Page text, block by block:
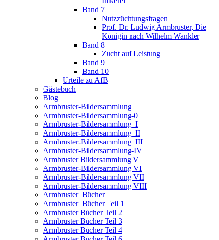
Band 7
Nutzzüchtungsfragen
Prof. Dr. Ludwig Armbruster, Die
Königin nach Wilhelm Wankler
Band 8
Zucht auf Leistung
Band 9
Band 10
Urteile zu AfB
Gästebuch
Blog
Armbruster-Bildersammlung
Armbruster-Bildersammlung-0
Armbruster-Bildersammlung_I
Armbruster-Bildersammlung_II
Armbruster-Bildersammlung_III
Armbruster-Bildersammlung-IV
Armbruster Bildersammlung V
Armbruster-Bildersammlung VI
Armbruster-Bildersammlung VII
Armbruster-Bildersammlung VIII
Armbruster_Bücher
Armbruster_Bücher Teil 1
Armbruster Bücher Teil 2
Armbruster Bücher Teil 3
Armbruster Bücher Teil 4